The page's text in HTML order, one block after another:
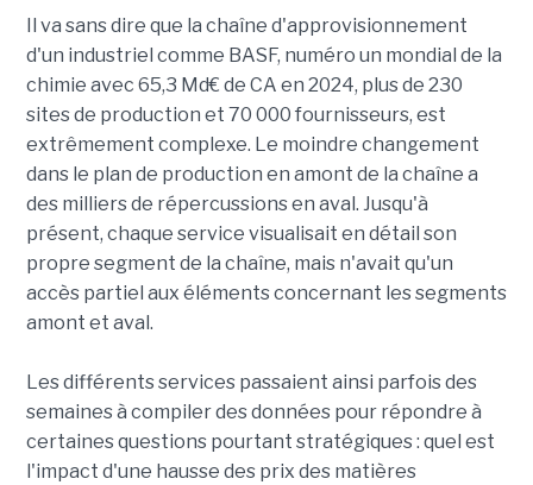
Il va sans dire que la chaîne d'approvisionnement
d'un industriel comme BASF, numéro un mondial de la
chimie avec 65,3 Md€ de CA en 2024, plus de 230
sites de production et 70 000 fournisseurs, est
extrêmement complexe. Le moindre changement
dans le plan de production en amont de la chaîne a
des milliers de répercussions en aval. Jusqu'à
présent, chaque service visualisait en détail son
propre segment de la chaîne, mais n'avait qu'un
accès partiel aux éléments concernant les segments
amont et aval.
Les différents services passaient ainsi parfois des
semaines à compiler des données pour répondre à
certaines questions pourtant stratégiques : quel est
l'impact d'une hausse des prix des matières